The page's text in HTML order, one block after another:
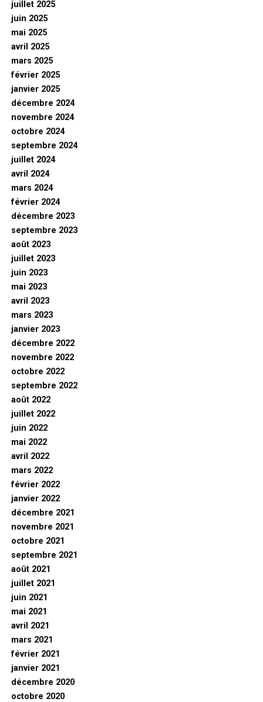
juillet 2025
juin 2025
mai 2025
avril 2025
mars 2025
février 2025
janvier 2025
décembre 2024
novembre 2024
octobre 2024
septembre 2024
juillet 2024
avril 2024
mars 2024
février 2024
décembre 2023
septembre 2023
août 2023
juillet 2023
juin 2023
mai 2023
avril 2023
mars 2023
janvier 2023
décembre 2022
novembre 2022
octobre 2022
septembre 2022
août 2022
juillet 2022
juin 2022
mai 2022
avril 2022
mars 2022
février 2022
janvier 2022
décembre 2021
novembre 2021
octobre 2021
septembre 2021
août 2021
juillet 2021
juin 2021
mai 2021
avril 2021
mars 2021
février 2021
janvier 2021
décembre 2020
octobre 2020